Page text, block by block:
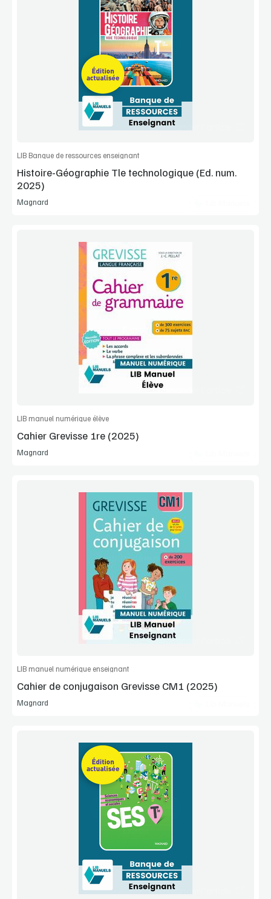
Voir la démo
Extrait
Commander l'article
LIB Banque de ressources enseignant
Histoire-Géographie Tle technologique (Ed. num.
2025)
Magnard
Voir la démo
Commander l'article
LIB manuel numérique élève
Cahier Grevisse 1re (2025)
Magnard
Voir la démo
Extrait
Commander l'article
LIB manuel numérique enseignant
Cahier de conjugaison Grevisse CM1 (2025)
Magnard
Voir la démo
Extrait
Commander l'article